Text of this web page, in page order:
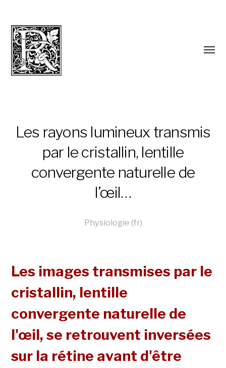
Les rayons lumineux transmis
par le cristallin, lentille
convergente naturelle de
l’œil…
Physiologie (fr)
Les images transmises par le
cristallin, lentille
convergente naturelle de
l'œil, se retrouvent inversées
sur la rétine avant d'être